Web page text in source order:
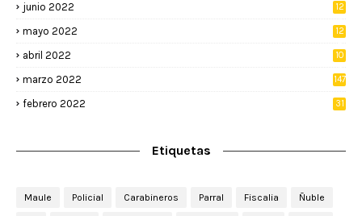
junio 2022
12
mayo 2022
12
abril 2022
10
marzo 2022 147
febrero 2022 31
Etiquetas
Maule Policial Carabineros Parral Fiscalia Ñuble